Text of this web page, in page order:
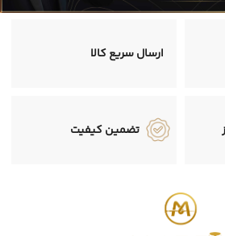
ارسال سریع کالا
تضمین کیفیت